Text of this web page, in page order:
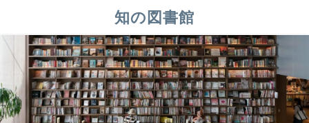
知の図書館